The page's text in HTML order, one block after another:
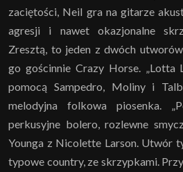
zaciętości, Neil gra na gitarze
agresji i nawet okazjonalne
Zresztą, to jeden z dwóch
go gościnnie Crazy Horse. „Lotta
pomocą Sampedro, Moliny i
melodyjna folkowa piosenka.
perkusyjne bolero, rozlewne
Younga z Nicolette Larson. Utwór
typowe country, ze skrzypkami.